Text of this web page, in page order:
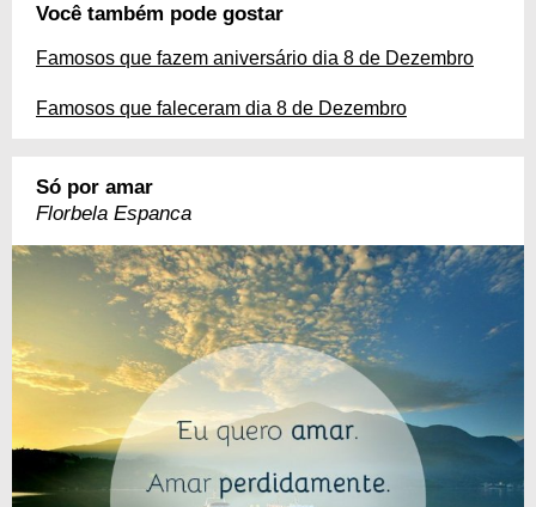
Você também pode gostar
Famosos que fazem aniversário dia 8 de Dezembro
Famosos que faleceram dia 8 de Dezembro
Só por amar
Florbela Espanca